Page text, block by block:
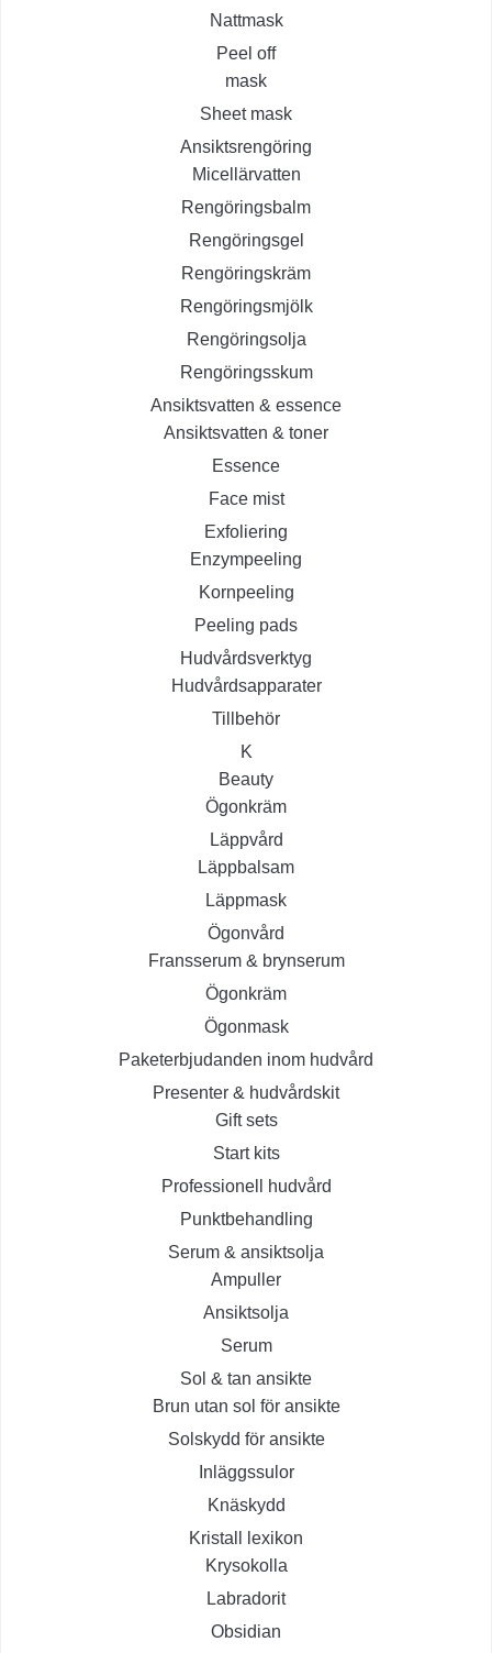
Nattmask
Peel off
mask
Sheet mask
Ansiktsrengöring
Micellärvatten
Rengöringsbalm
Rengöringsgel
Rengöringskräm
Rengöringsmjölk
Rengöringsolja
Rengöringsskum
Ansiktsvatten & essence
Ansiktsvatten & toner
Essence
Face mist
Exfoliering
Enzympeeling
Kornpeeling
Peeling pads
Hudvårdsverktyg
Hudvårdsapparater
Tillbehör
K
Beauty
Ögonkräm
Läppvård
Läppbalsam
Läppmask
Ögonvård
Fransserum & brynserum
Ögonkräm
Ögonmask
Paketerbjudanden inom hudvård
Presenter & hudvårdskit
Gift sets
Start kits
Professionell hudvård
Punktbehandling
Serum & ansiktsolja
Ampuller
Ansiktsolja
Serum
Sol & tan ansikte
Brun utan sol för ansikte
Solskydd för ansikte
Inläggssulor
Knäskydd
Kristall lexikon
Krysokolla
Labradorit
Obsidian